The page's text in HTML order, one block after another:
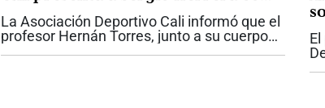
su nuevo líder
La Asociación Deportivo Cali informó que el
profesor Hernán Torres, junto a su cuerpo